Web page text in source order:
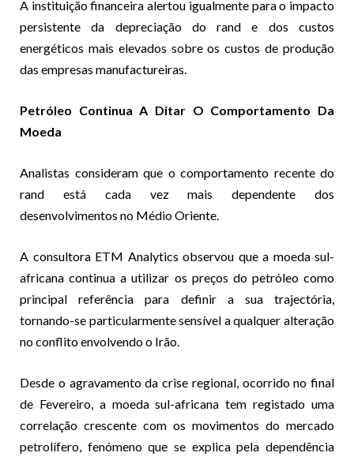
A instituição financeira alertou igualmente para o impacto
persistente da depreciação do rand e dos custos
energéticos mais elevados sobre os custos de produção
das empresas manufactureiras.
Petróleo Continua A Ditar O Comportamento Da
Moeda
Analistas consideram que o comportamento recente do
rand está cada vez mais dependente dos
desenvolvimentos no Médio Oriente.
A consultora ETM Analytics observou que a moeda sul-
africana continua a utilizar os preços do petróleo como
principal referência para definir a sua trajectória,
tornando-se particularmente sensível a qualquer alteração
no conflito envolvendo o Irão.
Desde o agravamento da crise regional, ocorrido no final
de Fevereiro, a moeda sul-africana tem registado uma
correlação crescente com os movimentos do mercado
petrolífero, fenómeno que se explica pela dependência